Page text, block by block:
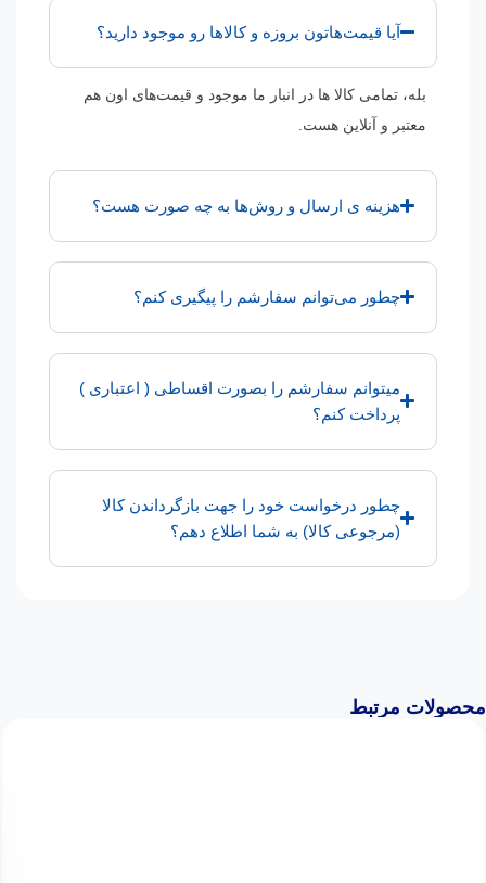
آیا قیمت‌هاتون بروزه و کالاها رو موجود دارید؟
بله، تمامی کالا ها در انبار ما موجود و قیمت‌های اون هم
معتبر و آنلاین هست.
هزینه ی ارسال و روش‌ها به چه صورت هست؟
چطور می‌توانم سفارشم را پیگیری کنم؟
میتوانم سفارشم را بصورت اقساطی ( اعتباری )
پرداخت کنم؟
چطور درخواست خود را جهت بازگرداندن کالا
(مرجوعی کالا) به شما اطلاع دهم؟
محصولات مرتبط